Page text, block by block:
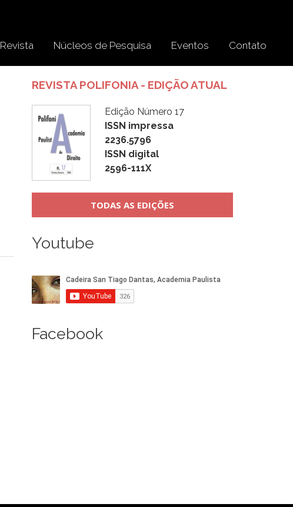
Revista Núcleos de Pesquisa Eventos Contato
REVISTA POLIFONIA - EDIÇÃO ATUAL
Edição Número 17
ISSN impressa
2236.5796
ISSN digital
2596-111X
TODAS AS EDIÇÕES
Youtube
Facebook